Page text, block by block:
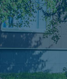
приёме
/ Институты /
образование
ресурсный центр